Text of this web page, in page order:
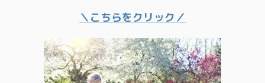
＼こちらをクリック／